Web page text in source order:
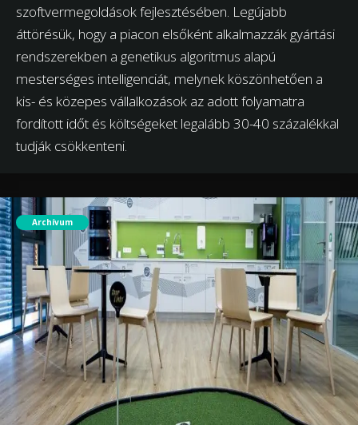
szoftvermegoldások fejlesztésében. Legújabb
áttörésük, hogy a piacon elsőként alkalmazzák gyártási
rendszerekben a genetikus algoritmus alapú
mesterséges intelligenciát, melynek köszönhetően a
kis- és közepes vállalkozások az adott folyamatra
fordított időt és költségeket legalább 30-40 százalékkal
tudják csökkenteni.
Archívum